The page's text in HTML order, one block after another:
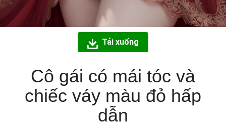
Tải xuống
Cô gái có mái tóc và
chiếc váy màu đỏ hấp
dẫn